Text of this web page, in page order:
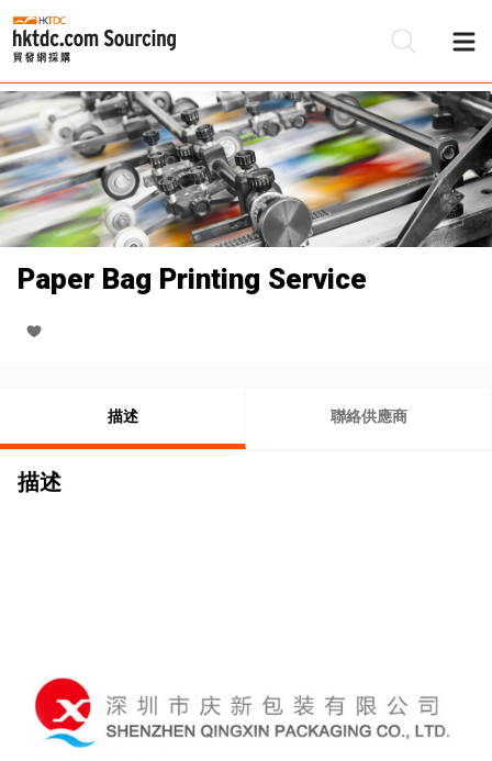
Paper Bag Printing Service
描述 聯絡供應商
描述